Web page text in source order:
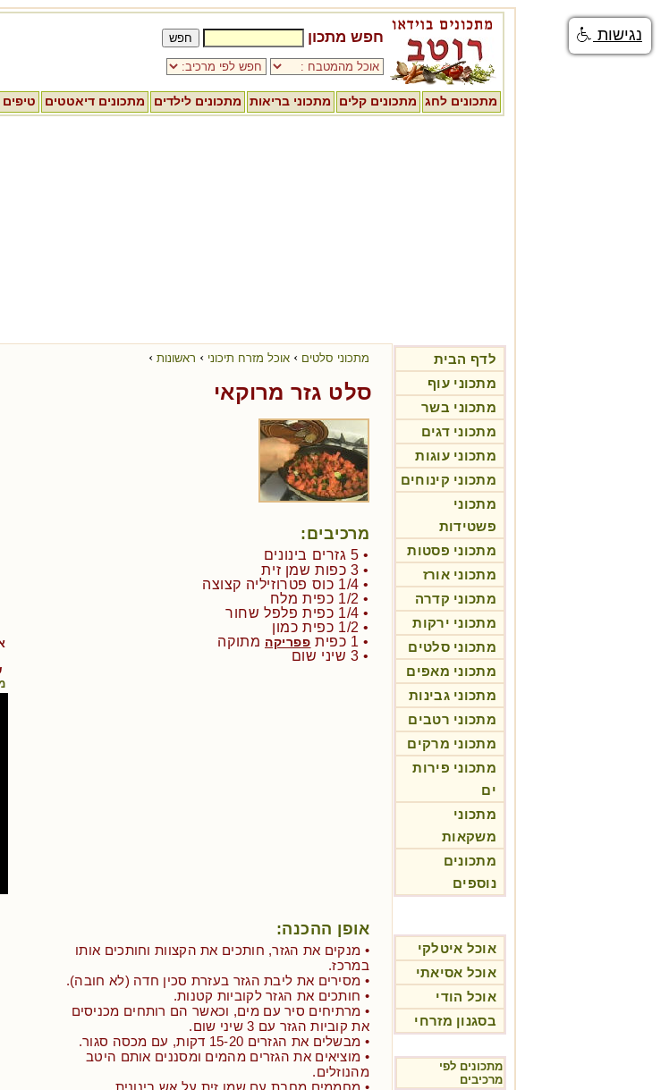
חפש מתכון
מתכונים לחג מתכונים קלים מתכוני בריאות מתכונים לילדים מתכונים דיאטטים
לדף הבית
מתכוני עוף
מתכוני בשר
מתכוני דגים
מתכוני עוגות
מתכוני קינוחים
מתכוני
פשטידות
מתכוני פסטות
מתכוני אורז
מתכוני קדרה
מתכוני ירקות
מתכוני סלטים
מתכוני מאפים
מתכוני גבינות
מתכוני רטבים
מתכוני מרקים
מתכוני פירות
ים
מתכוני
משקאות
מתכונים
נוספים
אוכל איטלקי
אוכל אסיאתי
אוכל הודי
בסגנון מזרחי
מתכונים לפי
מרכיבים
מתכוני סלטים › אוכל מזרח תיכוני › ראשונות ›
סלט גזר מרוקאי
מרכיבים:
• 5 גזרים בינונים
• 3 כפות שמן זית
• 1/4 כוס פטרוזיליה קצוצה
• 1/2 כפית מלח
• 1/4 כפית פלפל שחור
• 1/2 כפית כמון
• 1 כפית
פפריקה מתוקה
• 3 שיני שום
אופן ההכנה:
• מנקים את הגזר, חותכים את הקצוות וחותכים אותו
במרכז.
• מסירים את ליבת הגזר בעזרת סכין חדה (לא חובה).
• חותכים את הגזר לקוביות קטנות.
• מרתיחים סיר עם מים, וכאשר הם רותחים מכניסים
את קוביות הגזר עם 3 שיני שום.
• מבשלים את הגזרים 15-20 דקות, עם מכסה סגור.
• מוציאים את הגזרים מהמים ומסננים אותם היטב
מהנוזלים.
• מחממים מחבת עם שמן זית על אש בינונית.
נגישות